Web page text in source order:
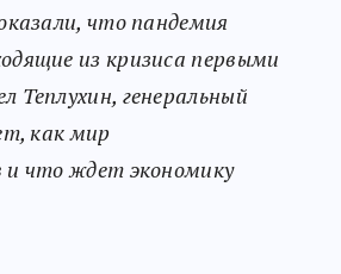
что пандемия
из кризиса первыми
генеральный
как мир
и что ждет экономику